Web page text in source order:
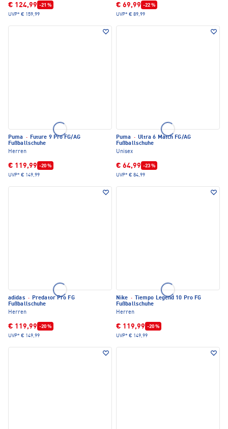
€ 124,99 -21 %
UVP* € 159,99
€ 69,99 -22 %
UVP* € 89,99
Puma · Future 9 Pro FG/AG
Fußballschuhe
Herren
€ 119,99 -20 %
UVP* € 149,99
Puma · Ultra 6 Match FG/AG
Fußballschuhe
Unisex
€ 64,99 -23 %
UVP* € 84,99
adidas · Predator Pro FG
Fußballschuhe
Herren
€ 119,99 -20 %
UVP* € 149,99
Nike ·
Tiempo Legend 10 Pro FG
Fußballschuhe
Herren
€ 119,99 -20 %
UVP* € 149,99